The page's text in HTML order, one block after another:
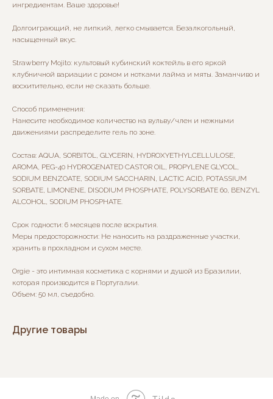
ингредиентам. Ваше здоровье!
Долгоиграющий, не липкий, легко смывается. Безалкогольный,
насыщенный вкус.
Strawberry Mojito: культовый кубинский коктейль в его яркой
клубничной вариации с ромом и нотками лайма и мяты. Заманчиво и
восхитительно, если не сказать больше.
Способ применения:
Нанесите необходимое количество на вульву/член и нежными
движениями распределите гель по зоне.
Состав: AQUA, SORBITOL, GLYCERIN, HYDROXYETHYLCELLULOSE,
AROMA, PEG-40 HYDROGENATED CASTOR OIL, PROPYLENE GLYCOL,
SODIUM BENZOATE, SODIUM SACCHARIN, LACTIC ACID, POTASSIUM
SORBATE, LIMONENE, DISODIUM PHOSPHATE, POLYSORBATE 60, BENZYL
ALCOHOL, SODIUM PHOSPHATE.
Срок годности: 6 месяцев после вскрытия.
Меры предосторожности: Не наносить на раздраженные участки,
хранить в прохладном и сухом месте.
Orgie - это интимная косметика с корнями и душой из Бразилии,
которая производится в Португалии.
Объем: 50 мл, съедобно.
Другие товары